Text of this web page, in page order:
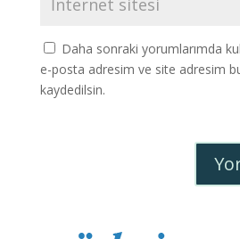
Daha sonraki yorumlarımda
e-posta adresim ve site adresim
kaydedilsin.